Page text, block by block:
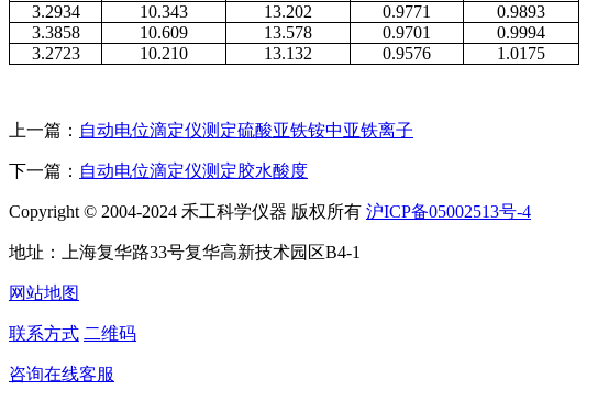
3.2934
10.343 13.202 0.9771
0.9893
3.3858
10.609 13.578 0.9701
0.9994
3.2723
10.210 13.132 0.9576 1.0175
上一篇： 自动电位滴定仪测定硫酸亚铁铵中亚铁离子
下一篇： 自动电位滴定仪测定胶水酸度
Copyright © 2004-2024 禾工科学仪器 版权所有 沪ICP备05002513号-4
地址：上海复华路33号复华高新技术园区B4-1
网站地图
联系方式 二维码
咨询在线客服